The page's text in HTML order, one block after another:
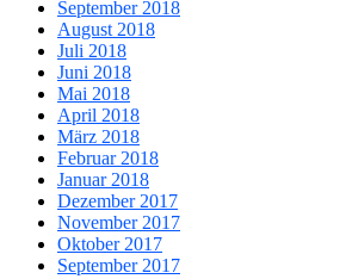
September 2018
August 2018
Juli 2018
Juni 2018
Mai 2018
April 2018
März 2018
Februar 2018
Januar 2018
Dezember 2017
November 2017
Oktober 2017
September 2017